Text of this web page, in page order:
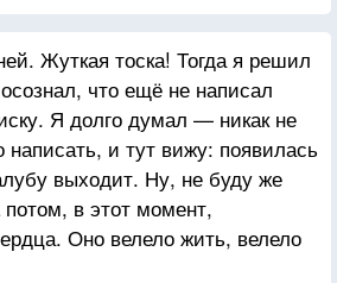
Жуткая тоска! Тогда я решил
что ещё не написал
Я долго думал — никак не
написать, и тут вижу: появилась
выходит. Ну, не буду же
в этот момент,
Оно велело жить, велело
существования, безумного,